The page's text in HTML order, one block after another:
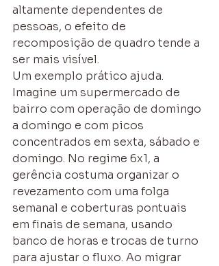
altamente dependentes de
pessoas, o efeito de
recomposição de quadro tende a
ser mais visível.
Um exemplo prático ajuda.
Imagine um supermercado de
bairro com operação de domingo
a domingo e com picos
concentrados em sexta, sábado e
domingo. No regime 6x1, a
gerência costuma organizar o
revezamento com uma folga
semanal e coberturas pontuais
em finais de semana, usando
banco de horas e trocas de turno
para ajustar o fluxo. Ao migrar